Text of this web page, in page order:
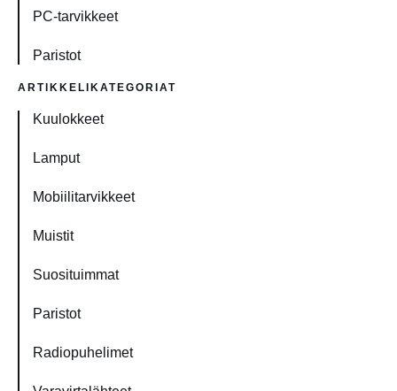
PC-tarvikkeet
Paristot
ARTIKKELIKATEGORIAT
Kuulokkeet
Lamput
Mobiilitarvikkeet
Muistit
Suosituimmat
Paristot
Radiopuhelimet